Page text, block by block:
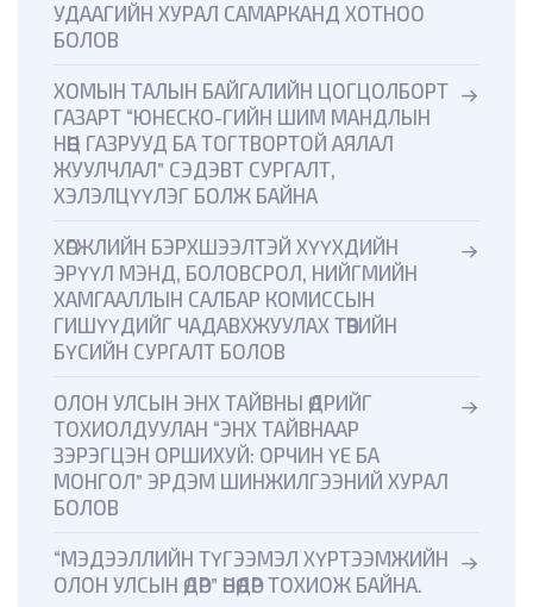
УДААГИЙН ХУРАЛ САМАРКАНД ХОТНОО
БОЛОВ
ХОМЫН ТАЛЫН БАЙГАЛИЙН ЦОГЦОЛБОРТ
ГАЗАРТ “ЮНЕСКО-ГИЙН ШИМ МАНДЛЫН
НӨӨЦ ГАЗРУУД БА ТОГТВОРТОЙ АЯЛАЛ
ЖУУЛЧЛАЛ” СЭДЭВТ СУРГАЛТ,
ХЭЛЭЛЦҮҮЛЭГ БОЛЖ БАЙНА
ХӨГЖЛИЙН БЭРХШЭЭЛТЭЙ ХҮҮХДИЙН
ЭРҮҮЛ МЭНД, БОЛОВСРОЛ, НИЙГМИЙН
ХАМГААЛЛЫН САЛБАР КОМИССЫН
ГИШҮҮДИЙГ ЧАДАВХЖУУЛАХ ТӨВИЙН
БҮСИЙН СУРГАЛТ БОЛОВ
ОЛОН УЛСЫН ЭНХ ТАЙВНЫ ӨДРИЙГ
ТОХИОЛДУУЛАН “ЭНХ ТАЙВНААР
ЗЭРЭГЦЭН ОРШИХУЙ: ОРЧИН ҮЕ БА
МОНГОЛ” ЭРДЭМ ШИНЖИЛГЭЭНИЙ ХУРАЛ
БОЛОВ
“МЭДЭЭЛЛИЙН ТҮГЭЭМЭЛ ХҮРТЭЭМЖИЙН
ОЛОН УЛСЫН ӨДӨР” ӨНӨӨДӨР ТОХИОЖ БАЙНА.